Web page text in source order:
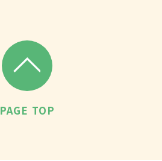
PAGE TOP